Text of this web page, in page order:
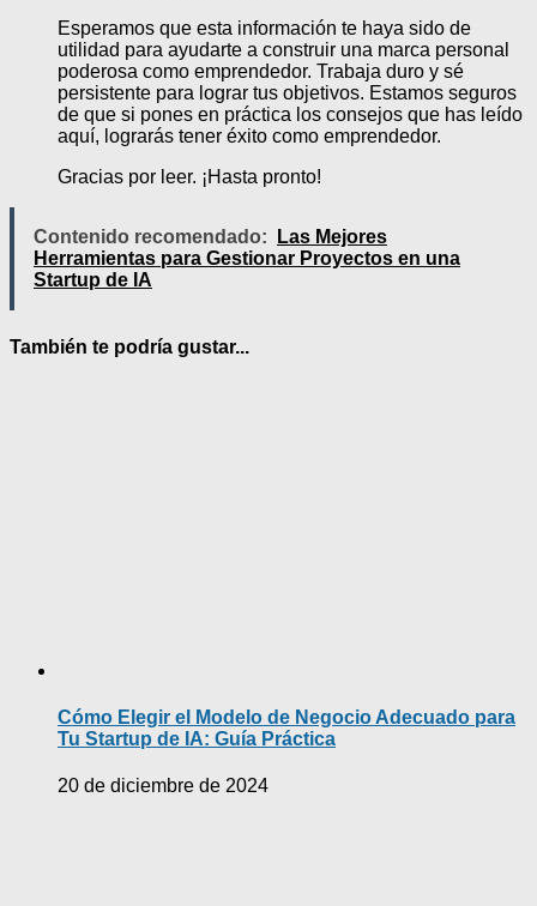
Esperamos que esta información te haya sido de
utilidad para ayudarte a construir una marca personal
poderosa como emprendedor. Trabaja duro y sé
persistente para lograr tus objetivos. Estamos seguros
de que si pones en práctica los consejos que has leído
aquí, lograrás tener éxito como emprendedor.
Gracias por leer. ¡Hasta pronto!
Contenido recomendado:
Las Mejores
Herramientas para Gestionar Proyectos en una
Startup de IA
También te podría gustar...
Cómo Elegir el Modelo de Negocio Adecuado para
Tu Startup de IA: Guía Práctica
20 de diciembre de 2024